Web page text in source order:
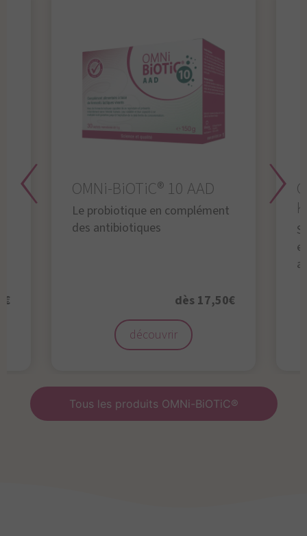
OMNi-BiOTiC® 10 AAD
Le probiotique en complément
des antibiotiques
dès 17,50€
découvrir
Tous les produits OMNi-BiOTiC®